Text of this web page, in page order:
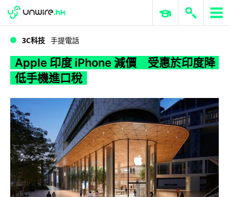
WWDC 2026 ERP 與商業 AI
3C科技 手提電話
Apple 印度 iPhone 減價 受惠於印度降
低手機進口稅